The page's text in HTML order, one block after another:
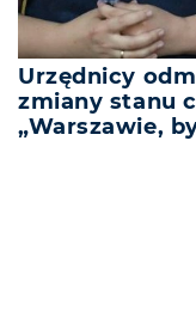
Urzędnicy
zmiany stanu
„Warszawie,